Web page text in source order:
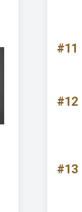
#11
#12
#13